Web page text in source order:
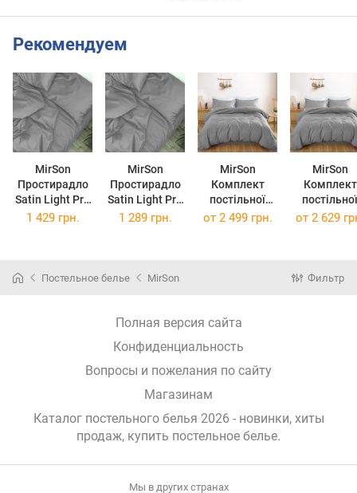
Рекомендуем
MirSon
Простирадло
Satin Light Pro
10-004 Gray
MirSon
Простирадло
Satin Light Pro
10-004 Gray
MirSon
Комплект
постільної
білизни Satin
MirSon
Комплект
постільної
білизни Satin
1 429 грн. 1 289 грн. от 2 499 грн. от 2 629
Постельное белье MirSon Фильтр
Полная версия сайта
Конфиденциальность
Вопросы и пожелания по сайту
Магазинам
Каталог постельного белья 2026 - новинки, хиты
продаж, купить постельное белье.
Мы в других странах